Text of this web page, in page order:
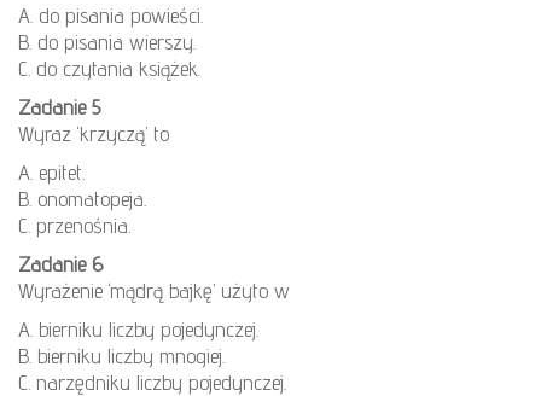
A. do pisania powieści.
B. do pisania wierszy.
C. do czytania książek.
Zadanie 5
Wyraz ‘krzyczą’ to
A. epitet.
B. onomatopeja.
C. przenośnia.
Zadanie 6
Wyrażenie ‘mądrą bajkę’ użyto w
A. bierniku liczby pojedynczej.
B. bierniku liczby mnogiej.
C. narzędniku liczby pojedynczej.